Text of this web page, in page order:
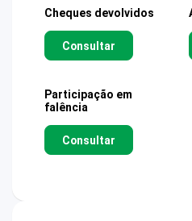
Cheques devolvidos
Consultar
Participação em
falência
Consultar